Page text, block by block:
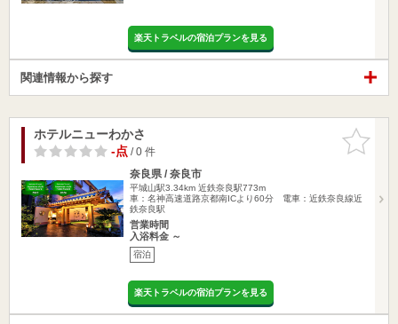
楽天トラベルの宿泊プランを見る
関連情報から探す
お気に入
りに追加
ホテルニューわかさ
-点/ 0 件
奈良県 / 奈良市
平城山駅3.34km 近鉄奈良駅773m
車：名神高速道路京都南ICより60分 電車：近鉄奈良線近
鉄奈良駅
営業時間
入浴料金 ～
宿泊
楽天トラベルの宿泊プランを見る